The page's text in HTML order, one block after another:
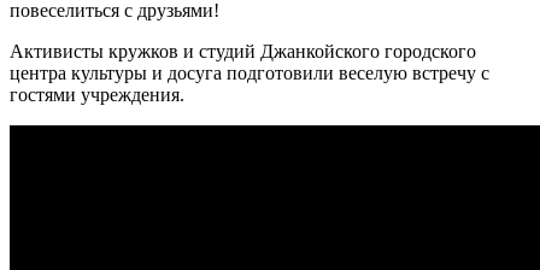
повеселиться с друзьями!
Активисты кружков и студий Джанкойского городского
центра культуры и досуга подготовили веселую встречу с
гостями учреждения.